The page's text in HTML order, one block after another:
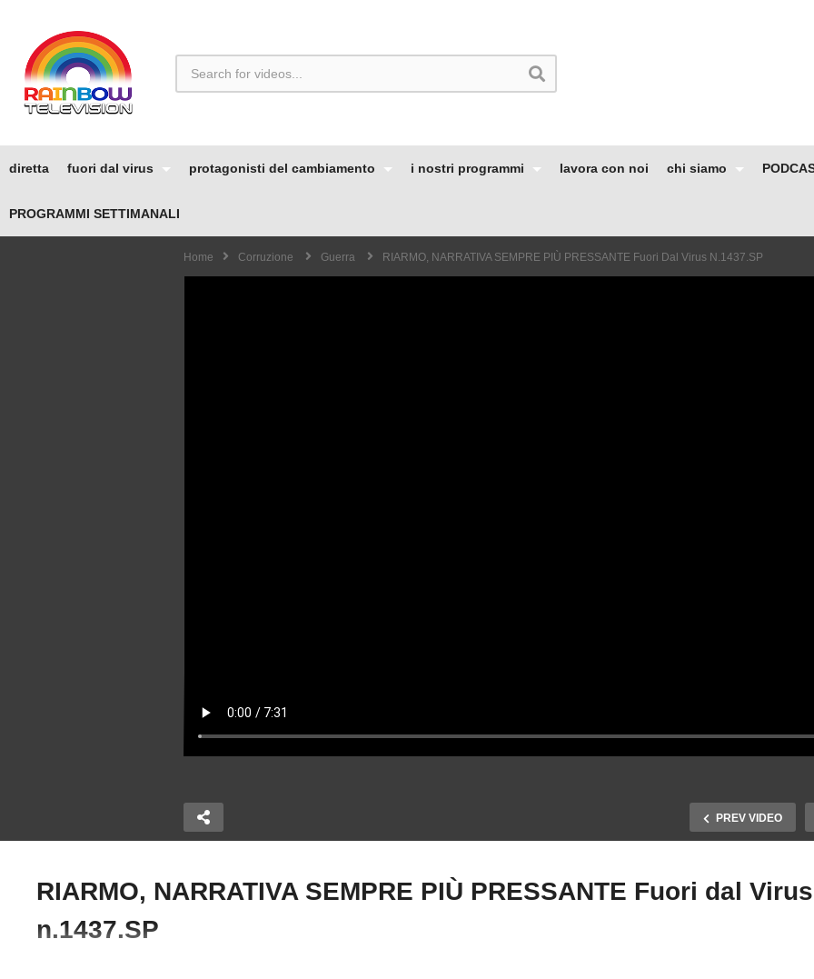
diretta fuori dal virus protagonisti del cambiamento i nostri programmi lavora con noi chi siamo
PROGRAMMI SETTIMANALI
Home Corruzione Guerra RIARMO, NARRATIVA SEMPRE PIÙ PRESSANTE Fuori Dal Virus N.1437.SP
PREV VIDEO
LA GUERRA E’ CONTRO DI
RIARMO, NARRATIVA SEMPRE PIÙ PRESSANTE Fuori dal Virus
n.1437.SP